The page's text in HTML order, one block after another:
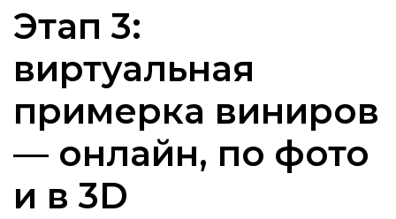
Этап 3:
виртуальная
примерка виниров
— онлайн, по фото
и в 3D